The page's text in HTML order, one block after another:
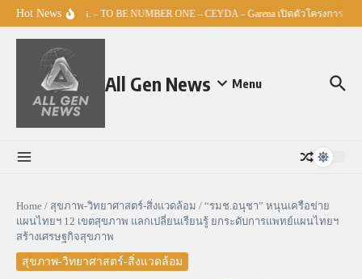
Skip to content
Hot News ศธ. – TO BE NUMBER ONE – CEYDA – Garena เปิดตัวโครงการ
All Gen News Menu
Home / สุขภาพ-วิทยาศาสตร์-สิ่งแวดล้อม / “รมช.อนุชา” หนุนเครือข่าย
แผนไทยฯ 12 เขตสุขภาพ แลกเปลี่ยนเรียนรู้ ยกระดับการแพทย์แผนไทยฯ
สร้างเศรษฐกิจสุขภาพ
สุขภาพ-วิทยาศาสตร์-สิ่งแวดล้อม